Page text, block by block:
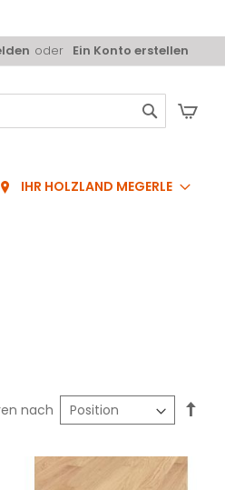
Ein Konto erstellen
IHR HOLZLAND MEGERLE
nach